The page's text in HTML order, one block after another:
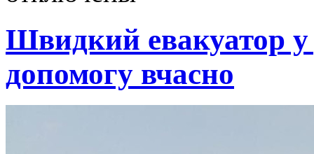
Швидкий евакуатор
допомогу вчасно